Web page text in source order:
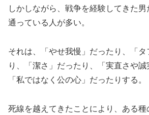
しかしながら、戦争を経験してきた
通っている人が多い。
それは、「やせ我慢」だったり、「タ
り、「潔さ」だったり、「実直さや誠
「私ではなく公の心」だったりする。
死線を越えてきたことにより、ある種